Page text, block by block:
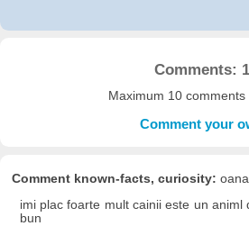
Comments: 1
Maximum 10 comments
Comment your
Comment known-facts, curiosity:
imi plac foarte mult cainii este un animl
bun